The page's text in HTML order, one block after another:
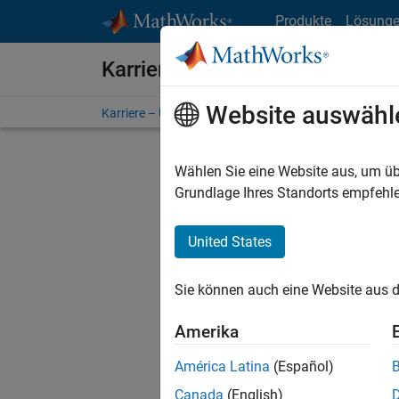
Produkte
Karriere bei MathWorks
Karriere – Übersicht Stellensuche
FILTER:
Stellen
Es
Region
Website
Wählen Sie eine Website aus, um
Grundlage Ihres Standorts
United States
Sie können auch eine Website aus
Amerika
América Latina (Español)
Canada (English)